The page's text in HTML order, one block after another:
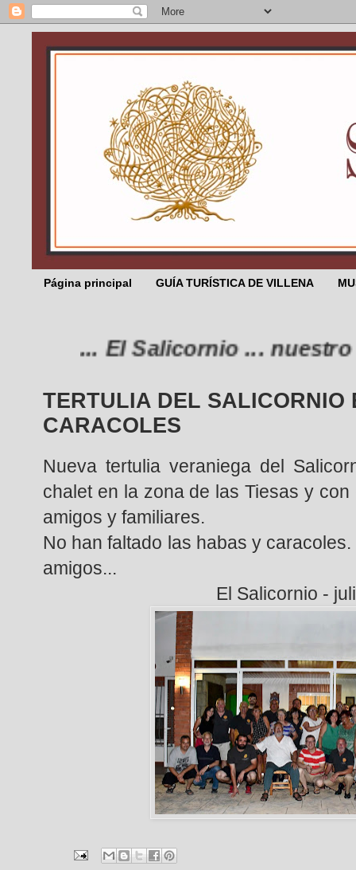
Página principal GUÍA TURÍSTICA DE VILLENA
... El Salicornio ... nuestro
TERTULIA DEL SALICORNIO
CARACOLES
Nueva tertulia veraniega del
chalet en la zona de las Tiesas y
amigos y familiares.
No han faltado las habas y
amigos...
El Salicornio -